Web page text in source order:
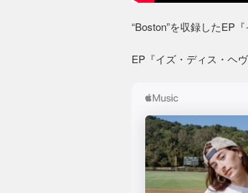
“Boston”を収録したEP
EP『イズ・ディス・ヘ